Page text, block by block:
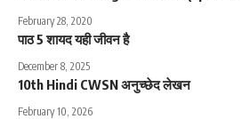
February 28, 2020
पाठ 5 शायद यही जीवन है
December 8, 2025
10th Hindi CWSN अनुच्छेद लेखन
February 10, 2026